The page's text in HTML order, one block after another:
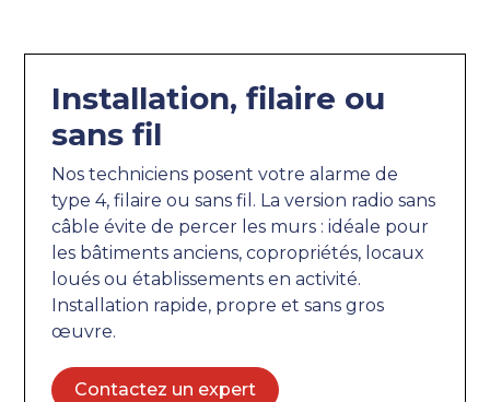
Installation, filaire ou
sans fil
Nos techniciens posent votre alarme de
type 4, filaire ou sans fil. La version radio sans
câble évite de percer les murs : idéale pour
les bâtiments anciens, copropriétés, locaux
loués ou établissements en activité.
Installation rapide, propre et sans gros
œuvre.
Contactez un expert